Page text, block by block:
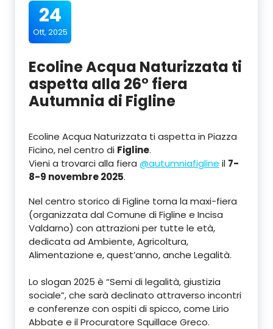
24
Ott, 2025
Ecoline Acqua Naturizzata ti
aspetta alla 26° fiera
Autumnia di Figline
Ecoline Acqua Naturizzata ti aspetta in Piazza
Ficino, nel centro di Figline.
Vieni a trovarci alla fiera @autumniafigline il 7-
8-9 novembre 2025.
Nel centro storico di Figline torna la maxi-fiera
(organizzata dal Comune di Figline e Incisa
Valdarno) con attrazioni per tutte le età,
dedicata ad Ambiente, Agricoltura,
Alimentazione e, quest’anno, anche Legalità.
Lo slogan 2025 è “Semi di legalità, giustizia
sociale”, che sarà declinato attraverso incontri
e conferenze con ospiti di spicco, come Lirio
Abbate e il Procuratore Squillace Greco.